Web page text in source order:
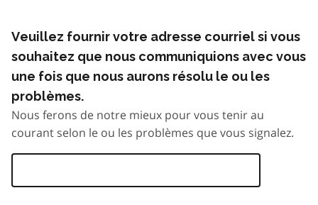
Veuillez fournir votre adresse courriel si vous
souhaitez que nous communiquions avec vous
une fois que nous aurons résolu le ou les
problèmes.
Nous ferons de notre mieux pour vous tenir au
courant selon le ou les problèmes que vous signalez.